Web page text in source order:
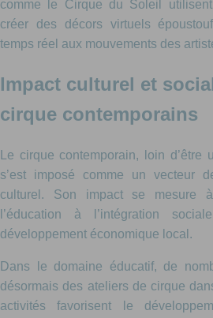
comme le Cirque du Soleil
créer des décors virtuels
temps réel aux mouvements des
Impact culturel et
cirque contemporains
Le cirque contemporain, loin d’être
s’est imposé comme un vecteur
culturel. Son impact se mesure
l’éducation à l’intégration
développement économique local.
Dans le domaine éducatif, de
désormais des ateliers de cirque
activités favorisent le